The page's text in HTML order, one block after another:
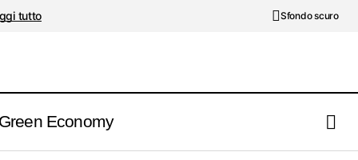
tutto Sfondo scuro
Economy